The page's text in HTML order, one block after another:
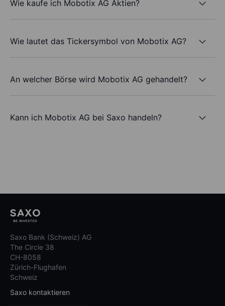
Wie kaufe ich Mobotix AG Aktien?
Wie lautet das Tickersymbol von Mobotix AG?
An welcher Börse wird Mobotix AG gehandelt?
Kann ich Mobotix AG bei Saxo handeln?
Saxo Bank (Schweiz) AG
The Circle 38
CH-8058
Zürich-Flughafen
Schweiz
Saxo kontaktieren